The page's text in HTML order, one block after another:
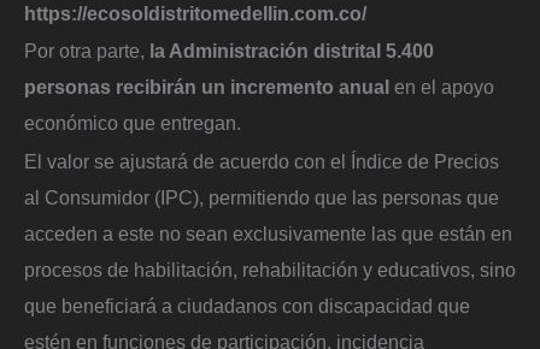
https://ecosoldistritomedellin.com.co/
Por otra parte, la Administración distrital 5.400
personas recibirán un incremento anual en el apoyo
económico que entregan.
El valor se ajustará de acuerdo con el Índice de Precios
al Consumidor (IPC), permitiendo que las personas que
acceden a este no sean exclusivamente las que están en
procesos de habilitación, rehabilitación y educativos, sino
que beneficiará a ciudadanos con discapacidad que
estén en funciones de participación, incidencia